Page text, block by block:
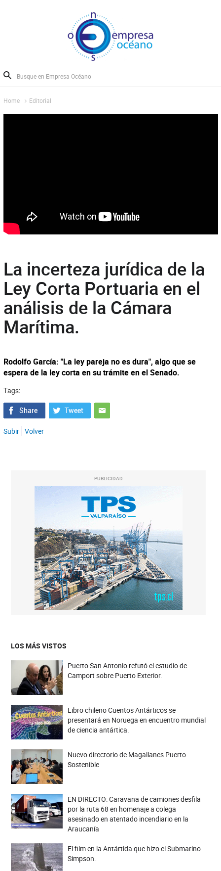
Home Editorial
La incerteza jurídica de la
Ley Corta Portuaria en el
análisis de la Cámara
Marítima.
Rodolfo García: "La ley pareja no es dura", algo que se
espera de la ley corta en su trámite en el Senado.
Tags:
Subir Volver
PUBLICIDAD
LOS MÁS VISTOS
Puerto San Antonio refutó el estudio de
Camport sobre Puerto Exterior.
Libro chileno Cuentos Antárticos se
presentará en Noruega en encuentro mundial
de ciencia antártica.
Nuevo directorio de Magallanes Puerto
Sostenible
EN DIRECTO: Caravana de camiones desfila
por la ruta 68 en homenaje a colega
asesinado en atentado incendiario en la
Araucanía
El film en la Antártida que hizo el Submarino
Simpson.